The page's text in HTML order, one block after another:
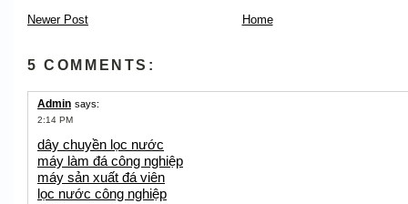
Newer Post Home
5 COMMENTS:
Admin says:
2:14 PM
dây chuyền lọc nước
máy làm đá công nghiệp
máy sản xuất đá viên
lọc nước công nghiệp